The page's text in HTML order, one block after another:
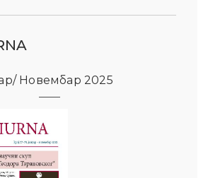
Новембар 2025